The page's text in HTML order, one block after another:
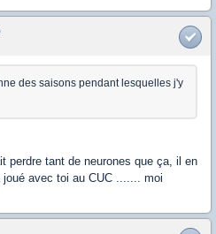
des saisons pendant lesquelles j'y
perdre tant de neurones que ça, il en
avec toi au CUC ....... moi